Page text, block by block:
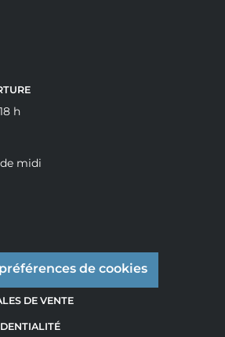
h
midi
de cookies
DE VENTE